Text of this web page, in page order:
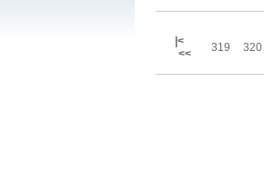
|<
<<
319 320